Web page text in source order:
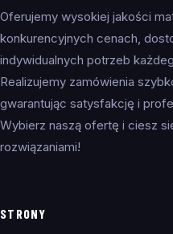
Oferujemy wysokiej jakości
konkurencyjnych cenach,
indywidualnych potrzeb
Realizujemy zamówienia
gwarantując satysfakcję i
Wybierz naszą ofertę i ciesz
rozwiązaniami!
STRONY